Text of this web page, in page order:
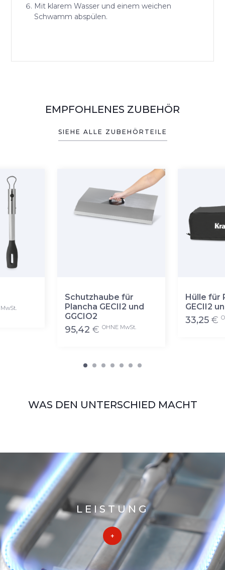
Mit klarem Wasser und einem weichen
Schwamm abspülen.
EMPFOHLENES ZUBEHÖR
SIEHE ALLE ZUBEHÖRTEILE
Schutzhaube für
Plancha GECII2 und
GGCIO2
95,42 € OHNE MwSt.
Hülle für
GECII2
33,25 €
WAS DEN UNTERSCHIED MACHT
LEISTUNG